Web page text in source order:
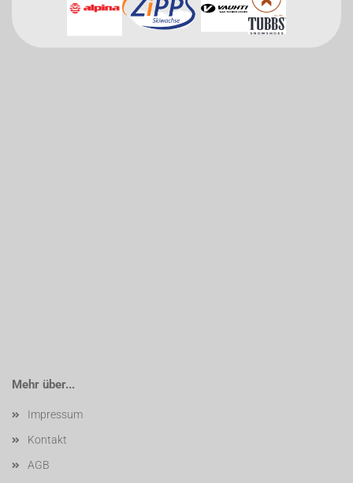
Mehr über...
Impressum
Kontakt
AGB